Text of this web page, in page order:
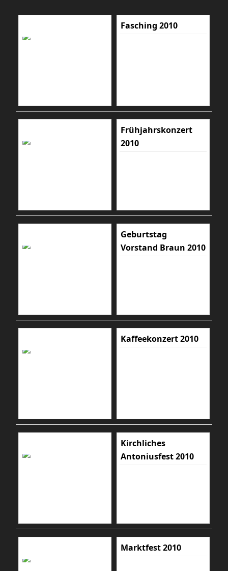
Fasching 2010
Frühjahrskonzert
2010
Geburtstag
Vorstand Braun 2010
Kaffeekonzert 2010
Kirchliches
Antoniusfest 2010
Marktfest 2010